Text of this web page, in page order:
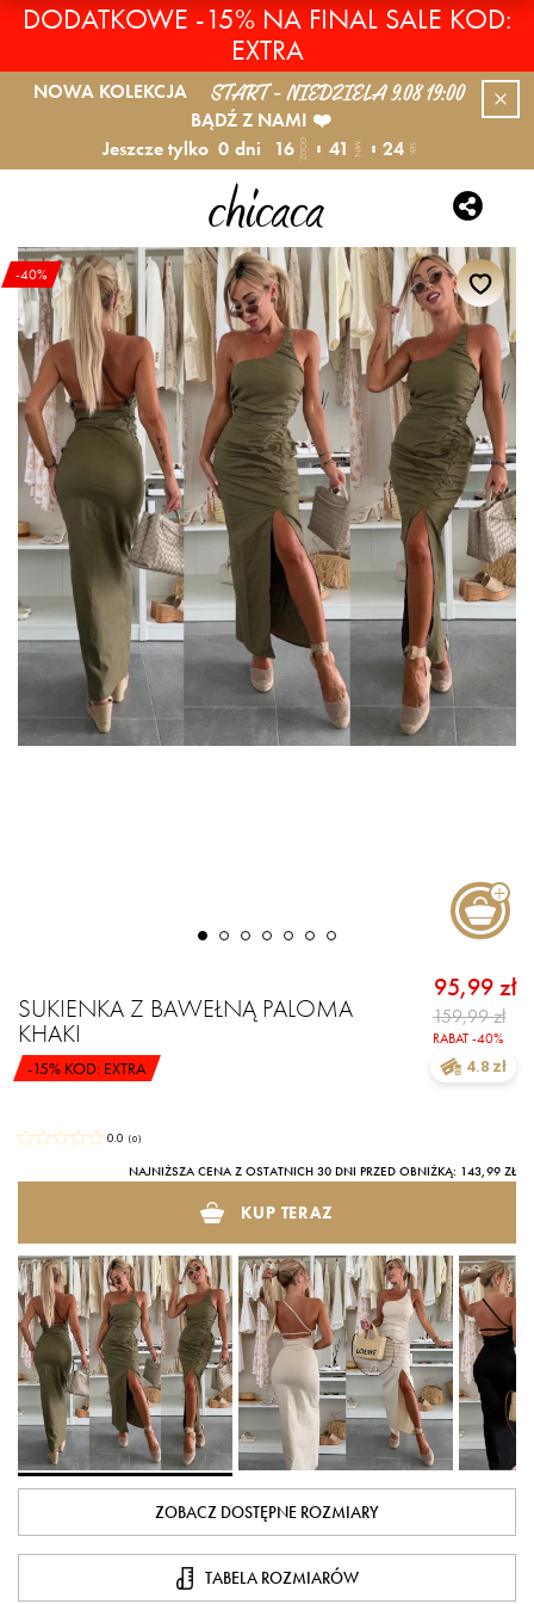
DODATKOWE -15% NA FINAL SALE KOD:
EXTRA
NOWA KOLEKCJA START - NIEDZIELA 9.08 19:00
BĄDŹ Z NAMI ❤️
Jeszcze tylko 0 dni 16 GODZ. 41 MIN. 24 SEK.
-40%
SUKIENKA Z BAWEŁNĄ PALOMA
KHAKI
-15% KOD: EXTRA
95,99 zł
RABAT -40%
159,99 zł
4.8 zł
0.0 (0)
NAJNIŻSZA CENA Z OSTATNICH 30 DNI PRZED OBNIŻKĄ: 143,99 ZŁ
KUP TERAZ
ZOBACZ DOSTĘPNE ROZMIARY
TABELA ROZMIARÓW